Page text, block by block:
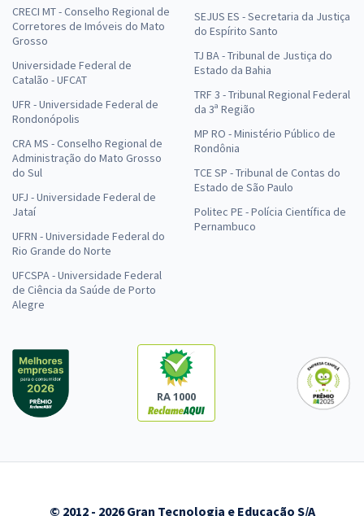
CRECI MT - Conselho Regional de
Corretores de Imóveis do Mato
Grosso
Universidade Federal de
Catalão - UFCAT
UFR - Universidade Federal de
Rondonópolis
CRA MS - Conselho Regional de
Administração do Mato Grosso
do Sul
UFJ - Universidade Federal de
Jataí
UFRN - Universidade Federal do
Rio Grande do Norte
UFCSPA - Universidade Federal
de Ciência da Saúde de Porto
Alegre
SEJUS ES - Secretaria da Justiça
do Espírito Santo
TJ BA - Tribunal de Justiça do
Estado da Bahia
TRF 3 - Tribunal Regional Federal
da 3ª Região
MP RO - Ministério Público de
Rondônia
TCE SP - Tribunal de Contas do
Estado de São Paulo
Politec PE - Polícia Científica de
Pernambuco
RA 1000
© 2012 - 2026 Gran Tecnologia e Educação S/A